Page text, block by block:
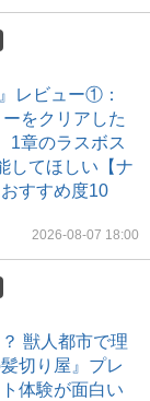
レビュー①：
をクリアした
1章のラスボス
してほしい【ナ
すすめ度10
2026-08-07 18:00
獣人都市で理
切り屋』プレ
体験が面白い